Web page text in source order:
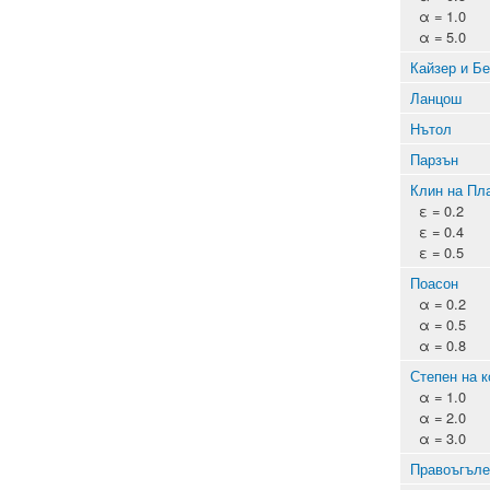
α = 1.0
α = 5.0
Кайзер и
Ланцош
Нътол
Парзън
Клин на
ε = 0.2
ε = 0.4
ε = 0.5
Поасон
α = 0.2
α = 0.5
α = 0.8
Степен на
α = 1.0
α = 2.0
α = 3.0